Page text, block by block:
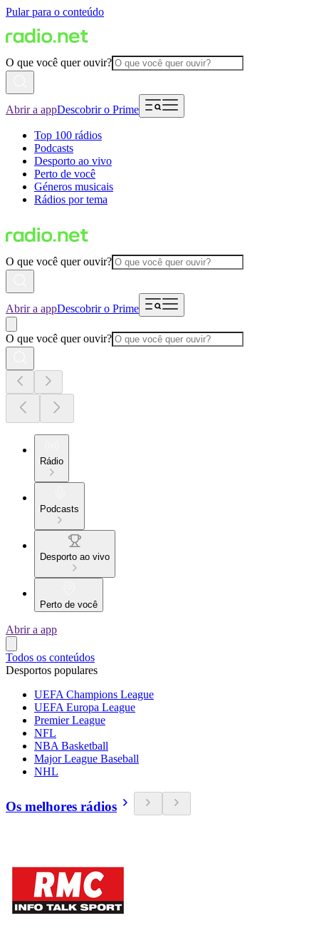
Pular para o conteúdo
O que você quer ouvir?
Abrir a appDescobrir o Prime
Top 100 rádios
Podcasts
Desporto ao vivo
Perto de você
Géneros musicais
Rádios por tema
O que você quer ouvir?
Abrir a appDescobrir o Prime
O que você quer ouvir?
Rádio
Podcasts
Desporto ao vivo
Perto de você
Abrir a app
Todos os conteúdos
Desportos populares
UEFA Champions League
UEFA Europa League
Premier League
NFL
NBA Basketball
Major League Baseball
NHL
Os melhores rádios